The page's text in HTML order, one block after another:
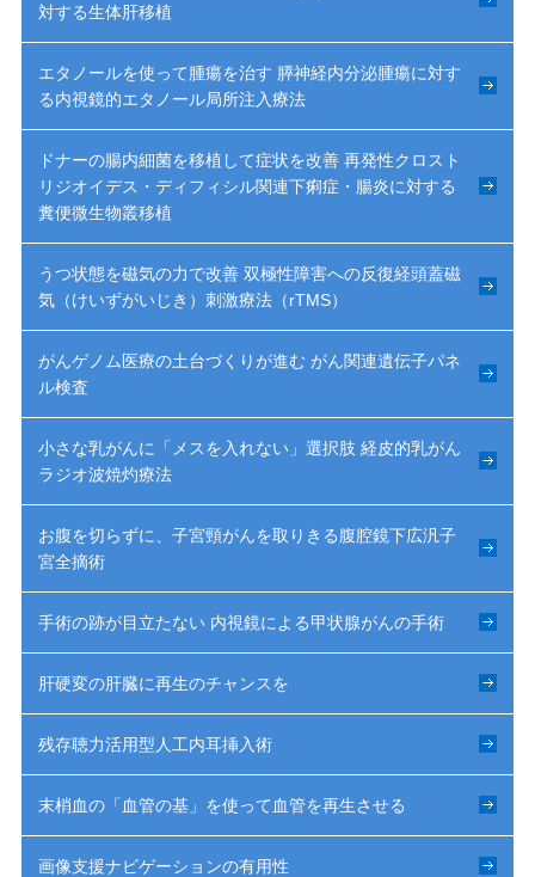
対する生体肝移植
エタノールを使って腫瘍を治す 膵神経内分泌腫瘍に対す
る内視鏡的エタノール局所注入療法
ドナーの腸内細菌を移植して症状を改善 再発性クロスト
リジオイデス・ディフィシル関連下痢症・腸炎に対する
糞便微生物叢移植
うつ状態を磁気の力で改善 双極性障害への反復経頭蓋磁
気（けいずがいじき）刺激療法（rTMS）
がんゲノム医療の土台づくりが進む がん関連遺伝子パネ
ル検査
小さな乳がんに「メスを入れない」選択肢 経皮的乳がん
ラジオ波焼灼療法
お腹を切らずに、子宮頸がんを取りきる腹腔鏡下広汎子
宮全摘術
手術の跡が目立たない 内視鏡による甲状腺がんの手術
肝硬変の肝臓に再生のチャンスを
残存聴力活用型人工内耳挿入術
末梢血の「血管の基」を使って血管を再生させる
画像支援ナビゲーションの有用性